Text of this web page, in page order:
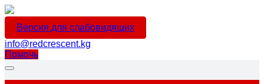
Версия для слабовидящих
info@redcrescent.kg
Помочь